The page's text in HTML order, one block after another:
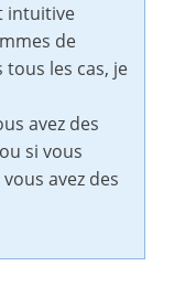
intuitive
de
les cas, je
avez des
si vous
avez des